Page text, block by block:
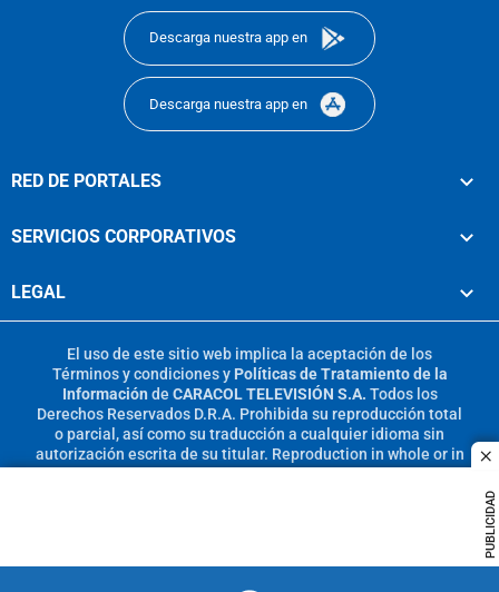
PUBLICIDAD
Descarga nuestra app en
Descarga nuestra app en
RED DE PORTALES
SERVICIOS CORPORATIVOS
LEGAL
El uso de este sitio web implica la aceptación de los
Términos y condicionesy Políticas de Tratamiento de la
Información de CARACOL TELEVISIÓN S.A. Todos los
Derechos Reservados D.R.A. Prohibida su reproducción total
o parcial, así como su traducción a cualquier idioma sin
autorización escrita de su titular. Reproduction in whole or in